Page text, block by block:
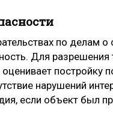
по делам
Для разрешения
постройку
нарушений
если объект был